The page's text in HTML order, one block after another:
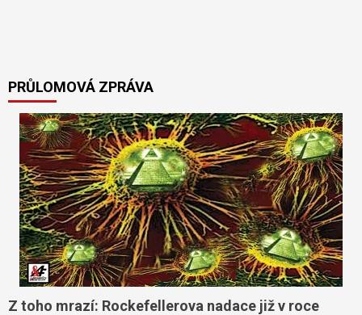
PRŮLOMOVÁ ZPRÁVA
Z toho mrazí: Rockefellerova nadace již v roce